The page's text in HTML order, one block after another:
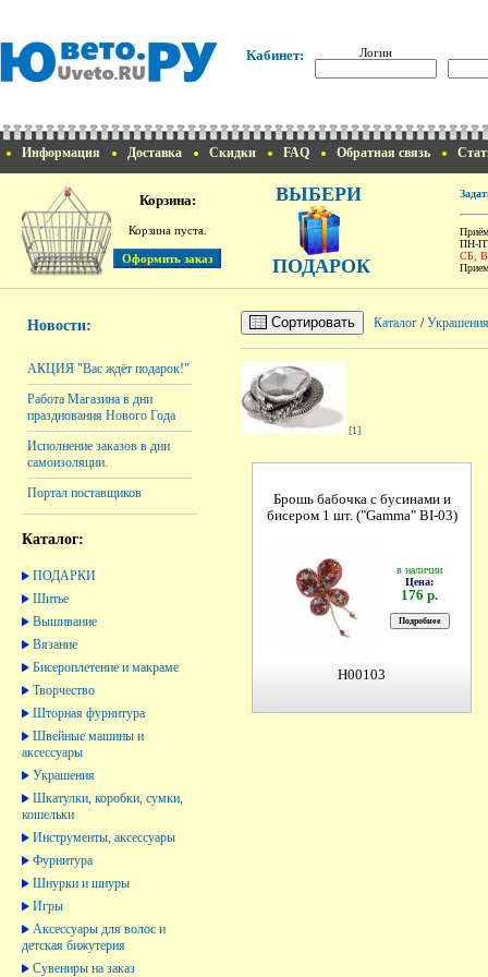
Кабинет: Логин
Информация Доставка Скидки FAQ Обратная связь
Корзина:
Корзина пуста.
ВЫБЕРИ
ПОДАРОК
ПН-
СБ,
Новости:
АКЦИЯ "Вас ждёт подарок!"
Работа Магазина в дни
празднования Нового Года
Исполнение заказов в дни
самоизоляции.
Портал поставщиков
Каталог:
ПОДАРКИ
Шитье
Вышивание
Вязание
Бисероплетение и макраме
Творчество
Шторная фурнитура
Швейные машины и
аксессуары
Украшения
Шкатулки, коробки, сумки,
кошельки
Инструменты, аксессуары
Фурнитура
Шнурки и шнуры
Игры
Аксессуары для волос и
детская бижутерия
Сувениры на заказ
Сортировать Каталог /Украшения
[1]
Брошь бабочка с бусинами и
бисером 1 шт. ("Gamma" BI-03)
в наличии
Цена:
176 р.
H00103